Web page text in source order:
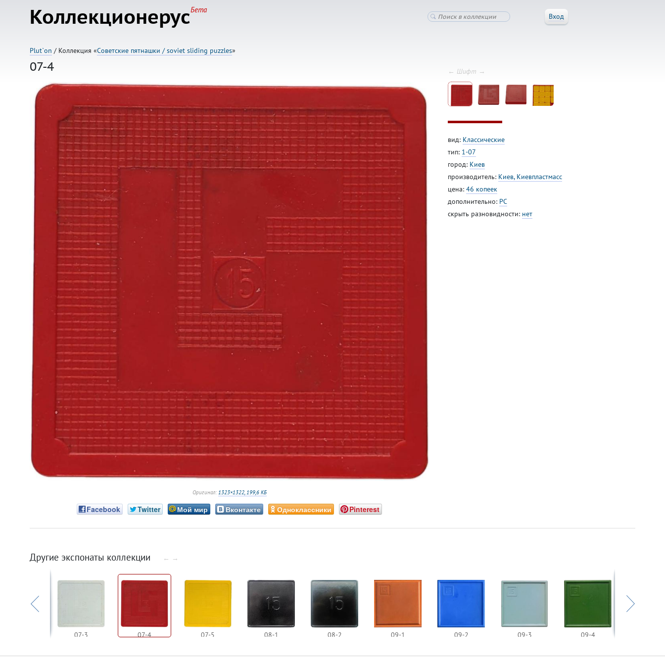
КоллекционерусБета
Вход
Plut`on / Коллекция «Советские пятнашки / soviet sliding puzzles»
07-4
Оригинал: 1323×1322, 199,6 КБ
Facebook Twitter Мой мир Вконтакте Одноклассники Pinterest
← Шифт →
вид: Классические
тип: 1-07
город: Киев
производитель: Киев, Киевпластмасс
цена: 46 копеек
дополнительно: PC
скрыть разновидности: нет
Другие экспонаты коллекции ← →
07-3 07-4 07-5 08-1 08-2 09-1 09-2 09-3 09-4